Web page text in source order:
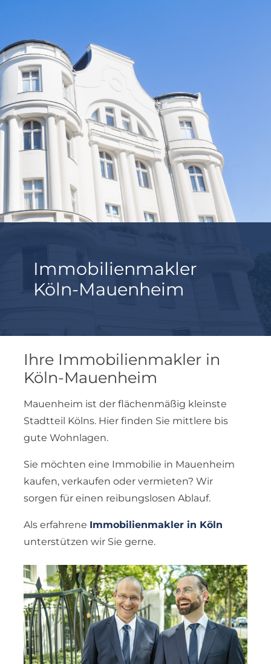
Immobilienmakler
Köln-Mauenheim
Ihre Immobilienmakler in
Köln-Mauenheim
Mauenheim ist der flächenmäßig kleinste
Stadtteil Kölns. Hier finden Sie mittlere bis
gute Wohnlagen.
Sie möchten eine Immobilie in Mauenheim
kaufen, verkaufen oder vermieten? Wir
sorgen für einen reibungslosen Ablauf.
Als erfahrene Immobilienmakler in Köln
unterstützen wir Sie gerne.